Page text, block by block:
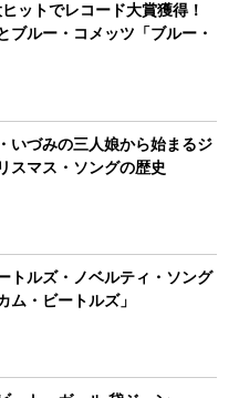
ットでレコード大賞獲得！
ブルー・コメッツ「ブルー・
いづみの三人娘から始まるジ
スマス・ソングの歴史
トルズ・ノベルティ・ソング
ム・ビートルズ」